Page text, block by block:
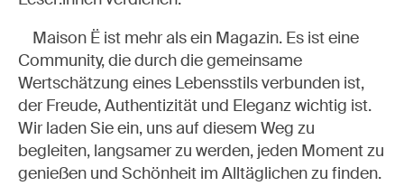
Maison Ë ist mehr als ein Magazin. Es ist eine
Community, die durch die gemeinsame
Wertschätzung eines Lebensstils verbunden ist,
der Freude, Authentizität und Eleganz wichtig ist.
Wir laden Sie ein, uns auf diesem Weg zu
begleiten, langsamer zu werden, jeden Moment zu
genießen und Schönheit im Alltäglichen zu finden.